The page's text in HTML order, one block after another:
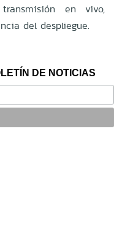
en vivo,
del despliegue.
DE NOTICIAS